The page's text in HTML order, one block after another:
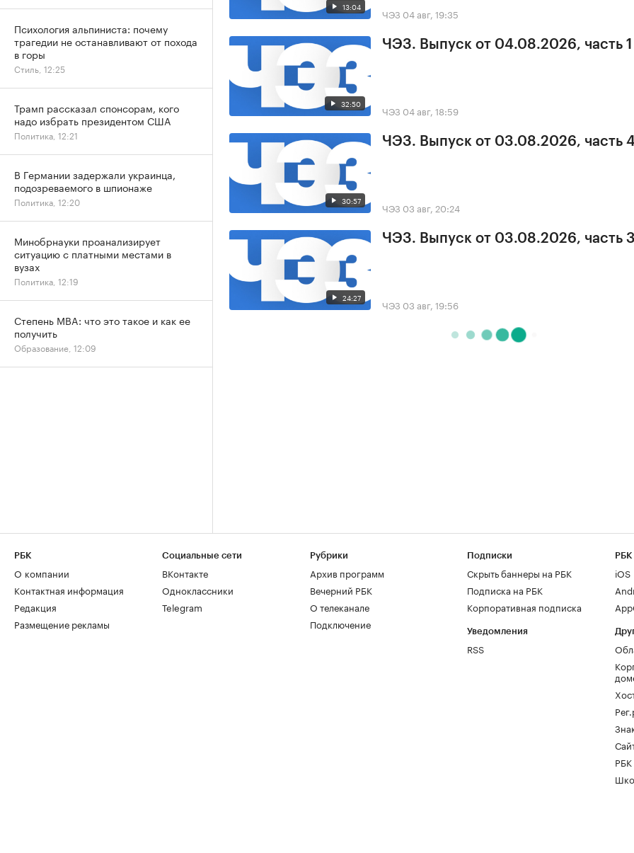
13:04 ЧЭЗ 04 авг, 19:35
32:50
ЧЭЗ. Выпуск от 04.08.2026, часть 1
ЧЭЗ 04 авг, 18:59
30:57
ЧЭЗ. Выпуск от 03.08.2026, часть
ЧЭЗ 03 авг, 20:24
24:27
ЧЭЗ. Выпуск от 03.08.2026, часть
ЧЭЗ 03 авг, 19:56
Психология альпиниста: почему
трагедии не останавливают от похода
в горы
Стиль, 12:25
Трамп рассказал спонсорам, кого
надо избрать президентом США
Политика, 12:21
В Германии задержали украинца,
подозреваемого в шпионаже
Политика, 12:20
Минобрнауки проанализирует
ситуацию с платными местами в
вузах
Политика, 12:19
Степень MBA: что это такое и как ее
получить
Образование, 12:09
РБК
О компании
Контактная информация
Редакция
Размещение рекламы
Социальные сети
ВКонтакте
Одноклассники
Telegram
Рубрики
Архив программ
Вечерний РБК
О телеканале
Подключение
Подписки
Скрыть баннеры на РБК
Подписка на РБК
Корпоративная подписка
Уведомления
RSS
РБК
iOS